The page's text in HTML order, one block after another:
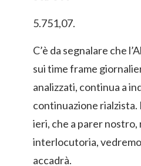
5.751,07.
C’è da segnalare che
sui time frame
analizzati, continua a
continuazione rialzista.
ieri, che a parer nostro,
interlocutoria, vedremo
accadrà.